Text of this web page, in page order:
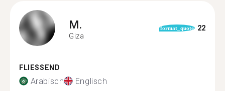
M.
Giza
format_quote 22
FLIESSEND
Arabisch Englisch